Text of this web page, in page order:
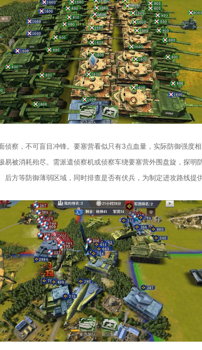
侦察，不可盲目冲锋。要塞营看似只有3点血量，实际防御强度
易被消耗殆尽。需派遣侦察机或侦察车绕要塞营外围盘旋，探明
后方等防御薄弱区域，同时排查是否有伏兵，为制定进攻路线提供